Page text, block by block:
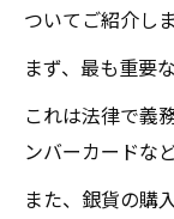
ついてご紹介しま
まず、最も重要
これは法律で義
ンバーカードな
また、銀貨の購